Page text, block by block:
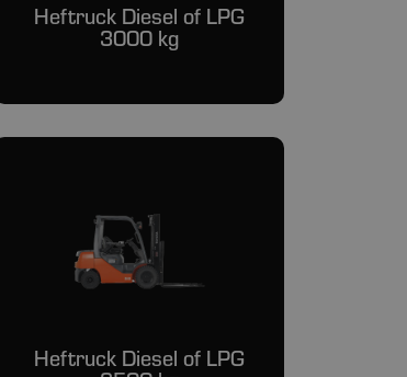
Heftruck Diesel of LPG
3000 kg
Heftruck Diesel of LPG